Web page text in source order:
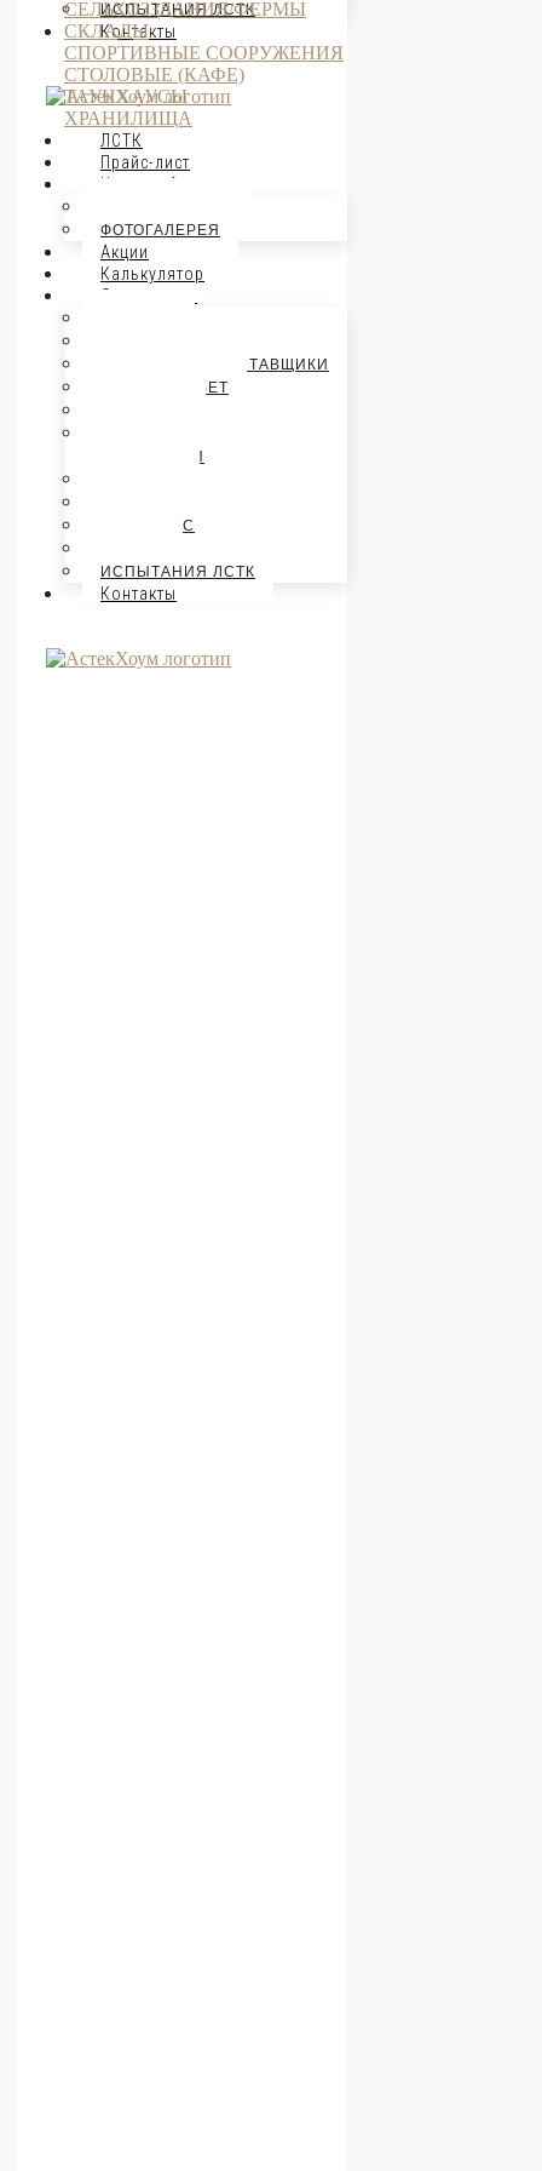
ИСПЫТАНИЯ ЛСТК
Контакты
СЕЛЬХОЗЗДАНИЯ/ФЕРМЫ
СКЛАДЫ
СПОРТИВНЫЕ СООРУЖЕНИЯ
СТОЛОВЫЕ (КАФЕ)
ТАУНХАУСЫ
ХРАНИЛИЩА
ЛСТК
Прайс-лист
Наши работы
ФОТОГАЛЕРЕЯ
Акции
Калькулятор
О компании
ПАРТНЕРЫ И ПОСТАВЩИКИ
ВОПРОС-ОТВЕТ
СЕРТИФИКАТЫ
СМИ О НАС
ИСПЫТАНИЯ ЛСТК
Контакты